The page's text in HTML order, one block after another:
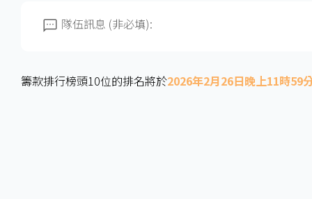
隊伍訊息 (非必填):
籌款排行榜頭10位的排名將於2026年2月26日晚上11時59